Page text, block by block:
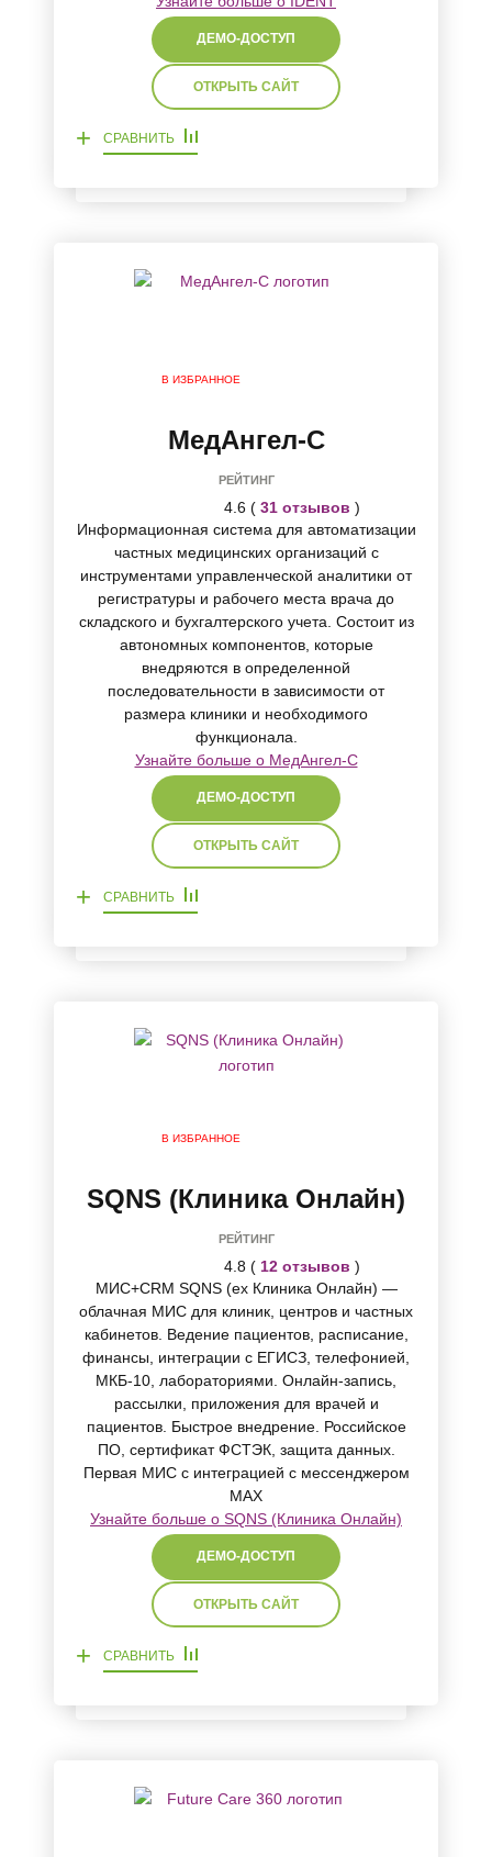
ДЕМО-ДОСТУП
ОТКРЫТЬ САЙТ
+ СРАВНИТЬ
В ИЗБРАННОЕ
МедАнгел-С
РЕЙТИНГ
4.6 ( 31 отзывов )
Информационная система для автоматизации
частных медицинских организаций с
инструментами управленческой аналитики от
регистратуры и рабочего места врача до
складского и бухгалтерского учета. Состоит из
автономных компонентов, которые
внедряются в определенной
последовательности в зависимости от
размера клиники и необходимого
функционала.
Узнайте больше о МедАнгел-С
ДЕМО-ДОСТУП
ОТКРЫТЬ САЙТ
+ СРАВНИТЬ
В ИЗБРАННОЕ
SQNS (Клиника Онлайн)
РЕЙТИНГ
4.8 ( 12 отзывов )
МИС+CRM SQNS (ex Клиника Онлайн) —
облачная МИС для клиник, центров и частных
кабинетов. Ведение пациентов, расписание,
финансы, интеграции с ЕГИСЗ, телефонией,
МКБ-10, лабораториями. Онлайн-запись,
рассылки, приложения для врачей и
пациентов. Быстрое внедрение. Российское
ПО, сертификат ФСТЭК, защита данных.
Первая МИС с интеграцией с мессенджером
MAX
Узнайте больше о SQNS (Клиника Онлайн)
ДЕМО-ДОСТУП
ОТКРЫТЬ САЙТ
+ СРАВНИТЬ